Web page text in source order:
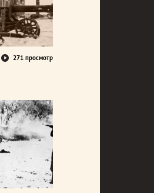
271 просмотр